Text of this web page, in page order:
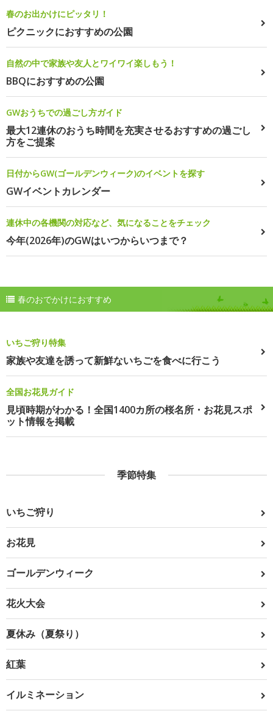
春のお出かけにピッタリ！
ピクニックにおすすめの公園
自然の中で家族や友人とワイワイ楽しもう！
BBQにおすすめの公園
GWおうちでの過ごし方ガイド
最大12連休のおうち時間を充実させるおすすめの過ごし
方をご提案
日付からGW(ゴールデンウィーク)のイベントを探す
GWイベントカレンダー
連休中の各機関の対応など、気になることをチェック
今年(2026年)のGWはいつからいつまで？
春のおでかけにおすすめ
いちご狩り特集
家族や友達を誘って新鮮ないちごを食べに行こう
全国お花見ガイド
見頃時期がわかる！全国1400カ所の桜名所・お花見スポ
ット情報を掲載
季節特集
いちご狩り
お花見
ゴールデンウィーク
花火大会
夏休み（夏祭り）
紅葉
イルミネーション